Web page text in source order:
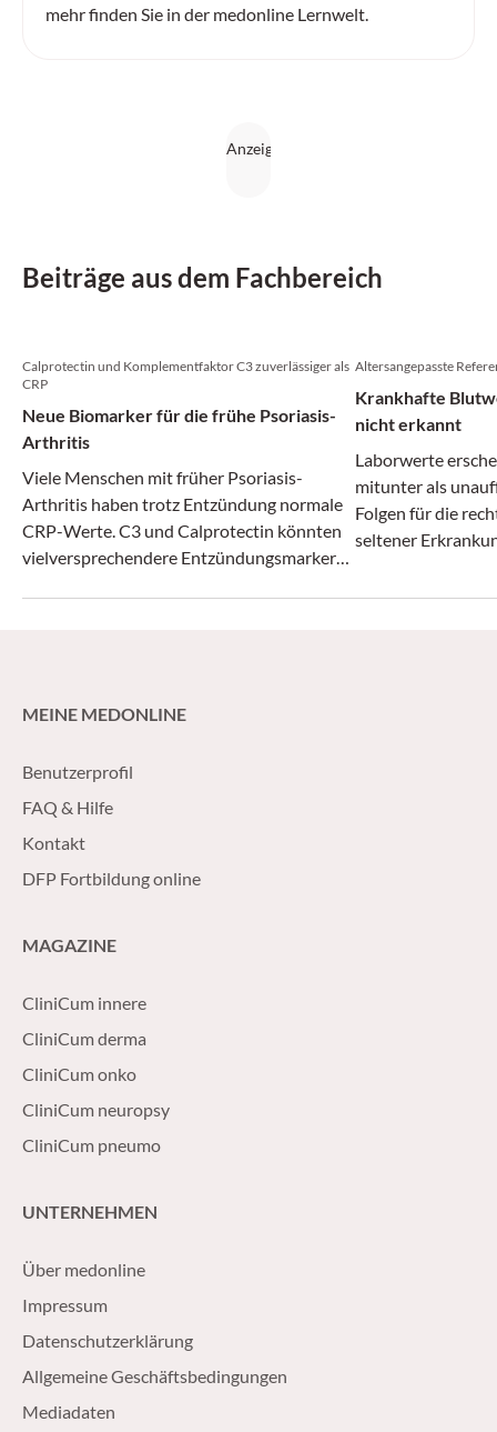
mehr finden Sie in der medonline Lernwelt.
Beiträge aus dem Fachbereich
Calprotectin und Komplementfaktor C3 zuverlässiger als
CRP
Neue Biomarker für die frühe Psoriasis-
Arthritis
Viele Menschen mit früher Psoriasis-
Arthritis haben trotz Entzündung normale
CRP-Werte. C3 und Calprotectin könnten
vielversprechendere Entzündungsmarker
Altersangepasste
Krankhafte
nicht erkannt
Laborwerte
mitunter als
Folgen für die
seltener
MEINE MEDONLINE
Benutzerprofil
FAQ & Hilfe
Kontakt
DFP Fortbildung online
MAGAZINE
CliniCum innere
CliniCum derma
CliniCum onko
CliniCum neuropsy
CliniCum pneumo
UNTERNEHMEN
Über medonline
Impressum
Datenschutzerklärung
Allgemeine Geschäftsbedingungen
Mediadaten